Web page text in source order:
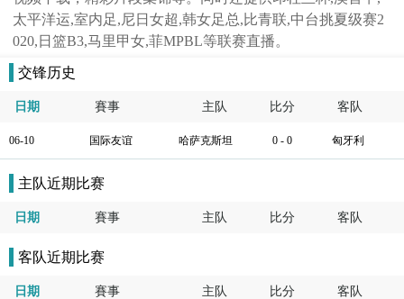
太平洋运,室内足,尼日女超,韩女足总,比青联,中台挑夏级赛2
020,日篮B3,马里甲女,菲MPBL等联赛直播。
交锋历史
日期 賽事 主队 比分 客队
06-10 国际友谊 哈萨克斯坦 0 - 0 匈牙利
主队近期比赛
日期 賽事 主队 比分 客队
客队近期比赛
日期 賽事 主队 比分 客队